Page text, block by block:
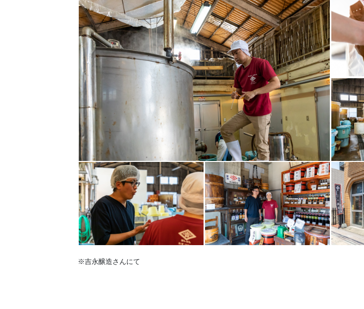
※吉永醸造さんにて